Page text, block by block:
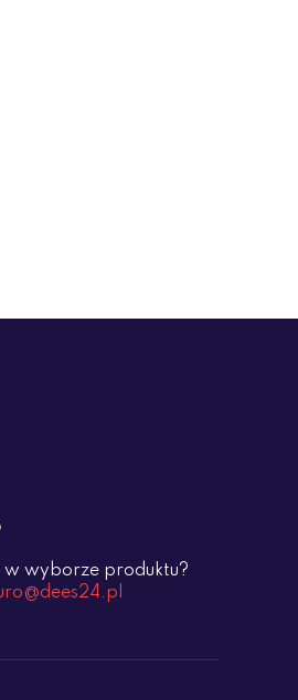
w wyborze produktu?